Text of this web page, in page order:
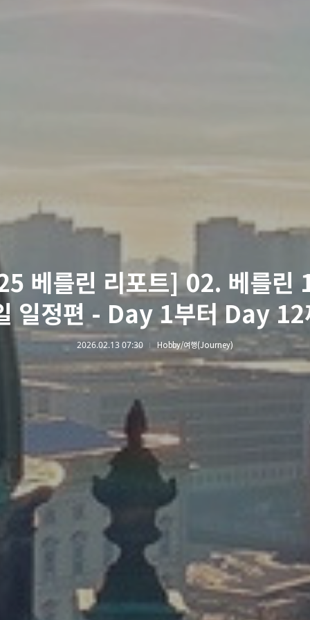
베를린 리포트] 02. 베를린
일정편 - Day 1부터 Day 12
2026.02.13 07:30 Hobby/여행(Journey)